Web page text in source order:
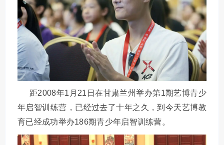
距2008年1月21日在甘肃兰州举办第1期艺博青少
年启智训练营，已经过去了十年之久，到今天艺博教
育已经成功举办186期青少年启智训练营。